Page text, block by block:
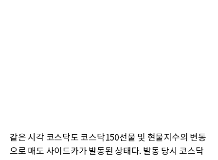
같은 시각 코스닥도 코스닥150선물 및 현물지수의 변동
으로 매도 사이드카가 발동된 상태다. 발동 당시 코스닥